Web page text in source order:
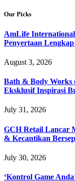
Our Picks
AmLife
Penyertaan
August 3, 2026
Bath & Body Works
Eksklusif Inspirasi
July 31, 2026
GCH Retail Lancar
& Kecantikan
July 30, 2026
‘Kontrol Game